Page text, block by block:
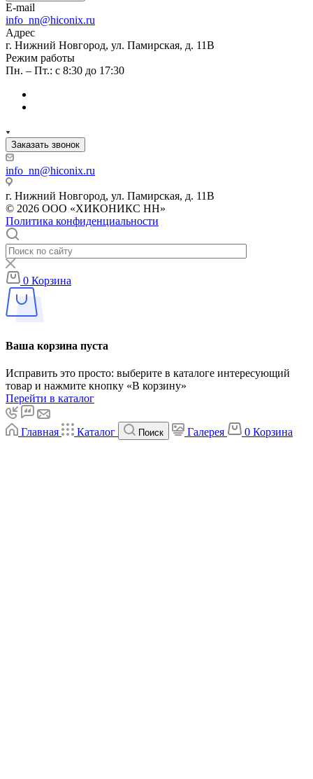
E-mail
info_nn@hiconix.ru
Адрес
г. Нижний Новгород, ул. Памирская, д. 11В
Режим работы
Пн. – Пт.: с 8:30 до 17:30
Заказать звонок
info_nn@hiconix.ru
г. Нижний Новгород, ул. Памирская, д. 11В
© 2026 ООО «ХИКОНИКС НН»
Политика конфиденциальности
0 Корзина
Ваша корзина пуста
Исправить это просто: выберите в каталоге интересующий
товар и нажмите кнопку «В корзину»
Перейти в каталог
Главная Каталог Поиск Галерея 0 Корзина